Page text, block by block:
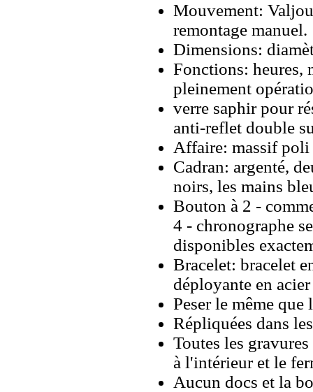
Mouvement:
remontage manuel.
Dimensions:
Fonctions: heures,
pleinement
verre saphir pour
anti-reflet double
Affaire: massif
Cadran: argenté,
noirs, les mains
Bouton à 2 -
4 - chronographe
disponibles
Bracelet: bracelet
déployante en
Peser le même
Répliquées dans
Toutes les
à l'intérieur et le
Aucun docs et la